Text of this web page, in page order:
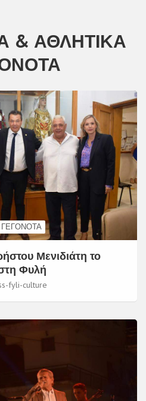
& ΑΘΛΗΤΙΚΆ
ΓΕΓΟΝΌΤΑ
Μενιδιάτη το
Φυλή
fyli-culture